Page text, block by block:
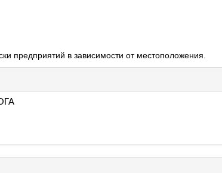
предприятий в зависимости от местоположения.